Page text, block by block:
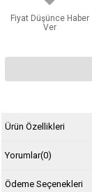
Fiyat Düşünce Haber
Ver
Ürün Özellikleri
Yorumlar(0)
Ödeme Seçenekleri